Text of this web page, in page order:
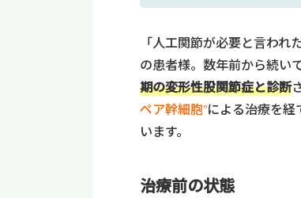
「人工関節が必要と言わ
の患者様。数年前から続い
期の変形性股関節症と診断
ペア幹細胞”による治療を経
います。
治療前の状態